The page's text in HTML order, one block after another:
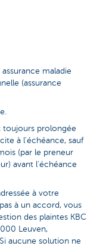
maladie
(assurance
toujours prolongée
à l'échéance, sauf
(par le preneur
avant l'échéance
à votre
à un accord, vous
des plaintes KBC
Leuven,
aucune solution ne